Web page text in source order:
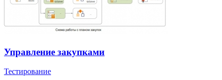
Управление закупками
Тестирование